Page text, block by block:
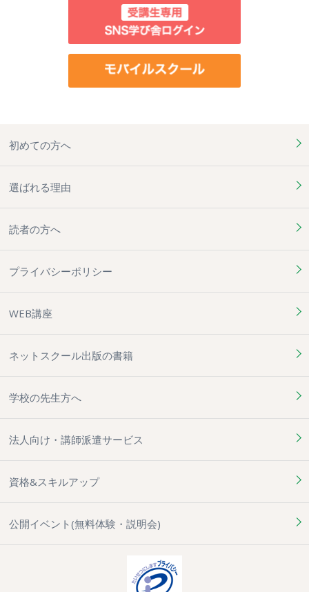
初めての方へ
選ばれる理由
読者の方へ
プライバシーポリシー
WEB講座
ネットスクール出版の書籍
学校の先生方へ
法人向け・講師派遣サービス
資格&スキルアップ
公開イベント(無料体験・説明会)